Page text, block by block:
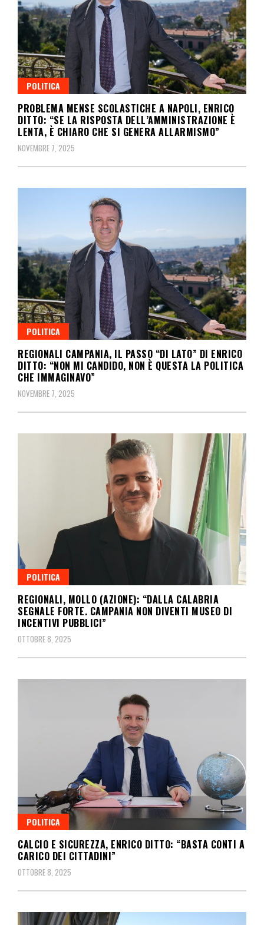
POLITICA
PROBLEMA MENSE SCOLASTICHE A NAPOLI, ENRICO
DITTO: “SE LA RISPOSTA DELL’AMMINISTRAZIONE È
LENTA, È CHIARO CHE SI GENERA ALLARMISMO”
NOVEMBRE 7, 2025
POLITICA
REGIONALI CAMPANIA, IL PASSO “DI LATO” DI ENRICO
DITTO: “NON MI CANDIDO, NON È QUESTA LA POLITICA
CHE IMMAGINAVO”
NOVEMBRE 7, 2025
POLITICA
REGIONALI, MOLLO (AZIONE): “DALLA CALABRIA
SEGNALE FORTE. CAMPANIA NON DIVENTI MUSEO DI
INCENTIVI PUBBLICI”
OTTOBRE 8, 2025
POLITICA
CALCIO E SICUREZZA, ENRICO DITTO: “BASTA CONTI A
CARICO DEI CITTADINI”
OTTOBRE 8, 2025